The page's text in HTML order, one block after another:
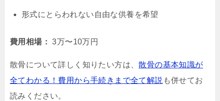
形式にとらわれない自由な供養を希望
費用相場： 3万〜10万円
散骨について詳しく知りたい方は、散骨の基本知識が
全てわかる！費用から手続きまで全て解説 も併せてお
読みください。